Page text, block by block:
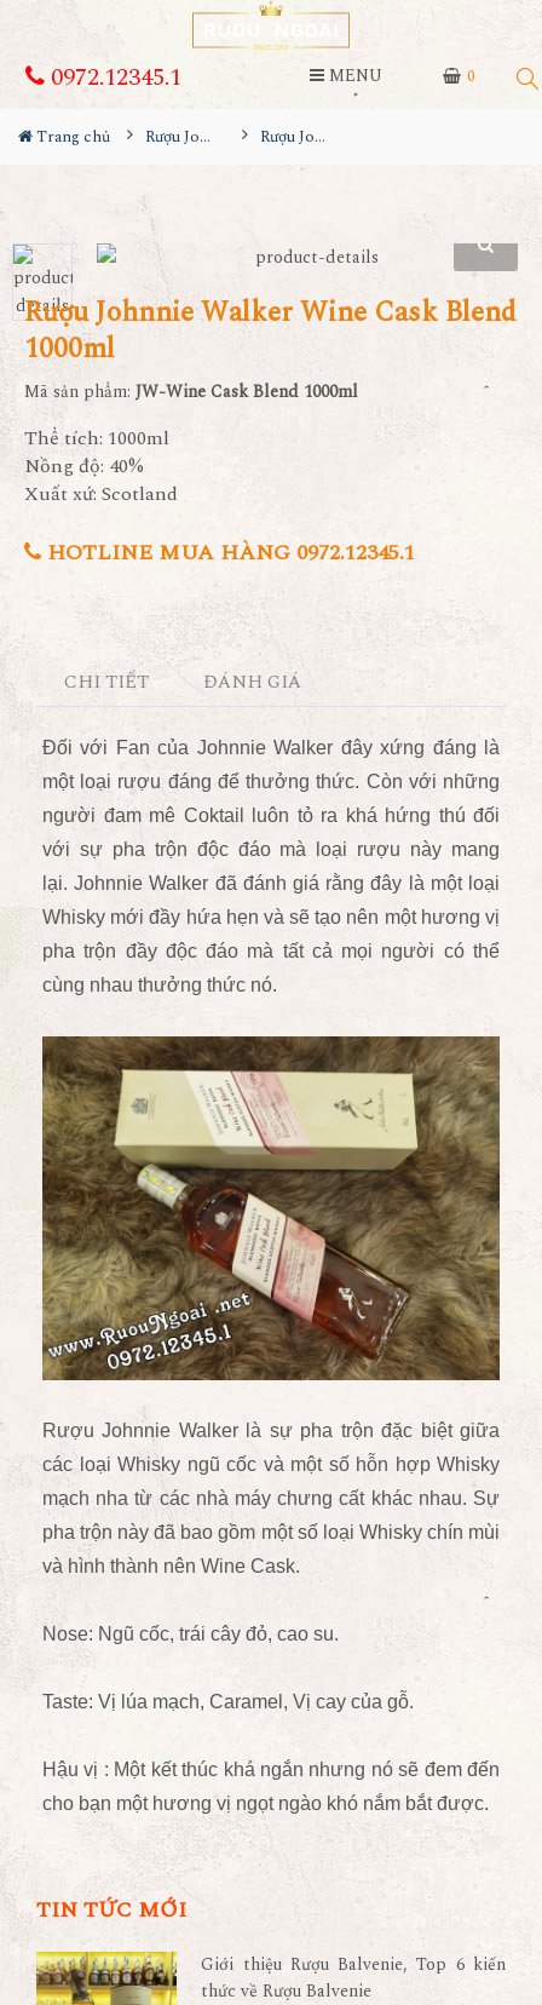
0
0972.12345.1 MENU
Trang chủ Rượu Johnnie walker Rượu Johnnie Walker Wine Cask Blend 1000ml
Rượu Johnnie Walker Wine Cask Blend
1000ml
Mã sản phẩm: JW-Wine Cask Blend 1000ml
Thể tích: 1000ml
Nồng độ: 40%
Xuất xứ: Scotland
HOTLINE MUA HÀNG 0972.12345.1
CHI TIẾT ĐÁNH GIÁ
Đối với Fan của Johnnie Walker đây xứng đáng là
một loại rượu đáng để thưởng thức. Còn với những
người đam mê Coktail luôn tỏ ra khá hứng thú đối
với sự pha trộn độc đáo mà loại rượu này mang
lại.Johnnie Walker đã đánh giá rằng đây là một loại
Whisky mới đầy hứa hẹn và sẽ tạo nên một hương vị
pha trộn đầy độc đáo mà tất cả mọi người có thể
cùng nhau thưởng thức nó.
Rượu Johnnie Walker là sự pha trộn đặc biệt giữa
các loại Whisky ngũ cốc và một số hỗn hợp Whisky
mạch nha từ các nhà máy chưng cất khác nhau. Sự
pha trộn này đã bao gồm một số loại Whisky chín mùi
và hình thành nên Wine Cask.
Nose: Ngũ cốc, trái cây đỏ, cao su.
Taste: Vị lúa mạch, Caramel, Vị cay của gỗ.
Hậu vị : Một kết thúc khá ngắn nhưng nó sẽ đem đến
cho bạn một hương vị ngọt ngào khó nắm bắt được.
TIN TỨC MỚI
Giới thiệu Rượu Balvenie, Top 6 kiến
thức về Rượu Balvenie